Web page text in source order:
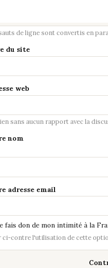
de ligne sont convertis en
du site
web
sans aucun rapport avec la
nom
adresse email
fais don de mon intimité à la
ci-contre l'utilisation de cette